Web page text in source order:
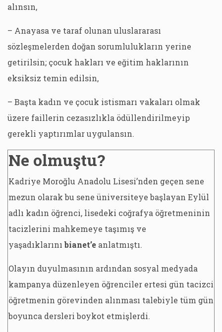
alınsın,
– Anayasa ve taraf olunan uluslararası
sözleşmelerden doğan sorumlulukların yerine
getirilsin; çocuk hakları ve eğitim haklarının
eksiksiz temin edilsin,
– Başta kadın ve çocuk istismarı vakaları olmak
üzere faillerin cezasızlıkla ödüllendirilmeyip
gerekli yaptırımlar uygulansın.
Ne olmuştu?
Kadriye Moroğlu Anadolu Lisesi’nden geçen sene
mezun olarak bu sene üniversiteye başlayan Eylül
adlı kadın öğrenci, lisedeki coğrafya öğretmeninin
tacizlerini mahkemeye taşımış ve
yaşadıklarınıbianet’e anlatmıştı.
Olayın duyulmasının ardından sosyal medyada
kampanya düzenleyen öğrenciler ertesi gün tacizci
öğretmenin görevinden alınması talebiyle tüm gün
boyunca dersleri boykot etmişlerdi.